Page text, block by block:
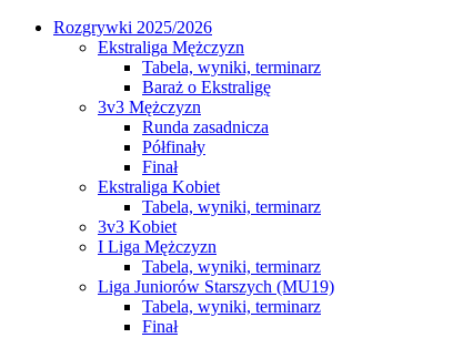
Rozgrywki 2025/2026
Ekstraliga Mężczyzn
Tabela, wyniki, terminarz
Baraż o Ekstraligę
3v3 Mężczyzn
Runda zasadnicza
Półfinały
Finał
Ekstraliga Kobiet
Tabela, wyniki, terminarz
3v3 Kobiet
I Liga Mężczyzn
Tabela, wyniki, terminarz
Liga Juniorów Starszych (MU19)
Tabela, wyniki, terminarz
Finał